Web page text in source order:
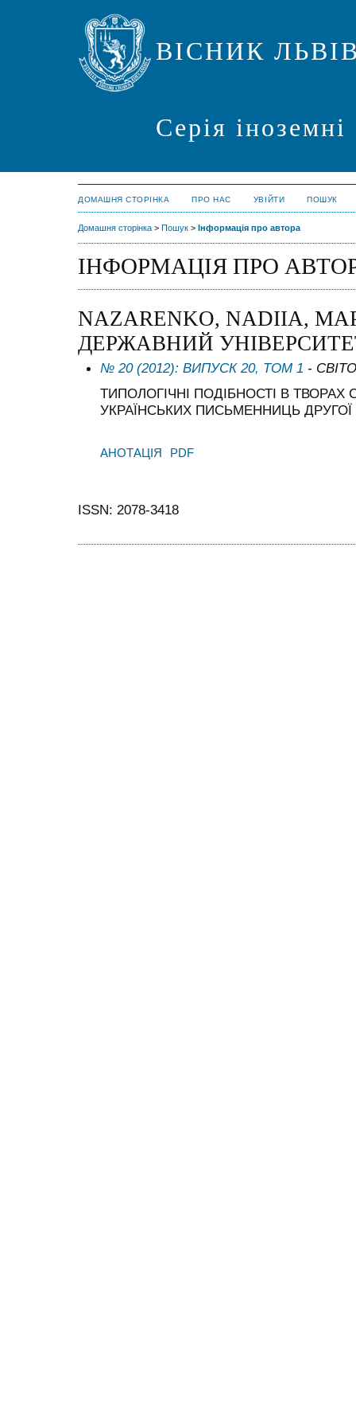
ВІСНИК
Серія
ДОМАШНЯ СТОРІНКА ПРО НАС УВІЙТИ ПОШУК
Домашня сторінка > Пошук > Інформація про автора
ІНФОРМАЦІЯ ПРО
NAZARENKO, NADIIA,
ДЕРЖАВНИЙ
№ 20 (2012): ВИПУСК 20, ТОМ 1 -
ТИПОЛОГІЧНІ ПОДІБНОСТІ В ТВОРАХ
УКРАЇНСЬКИХ ПИСЬМЕННИЦЬ
АНОТАЦІЯ PDF
ISSN: 2078-3418